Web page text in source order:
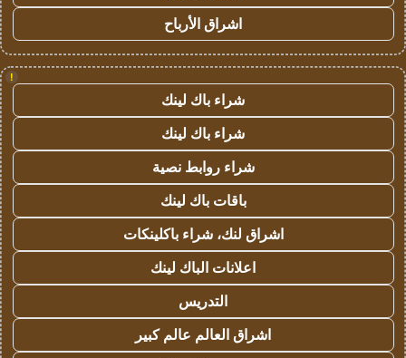
اشراق الأرباح
!
شراء باك لينك
شراء باك لينك
شراء روابط نصية
باقات باك لينك
اشراق لنك، شراء باكلينكات
اعلانات الباك لينك
التدريس
اشراق العالم عالم كبير